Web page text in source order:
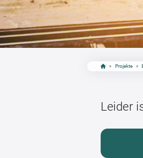
» Projekte »
Leider